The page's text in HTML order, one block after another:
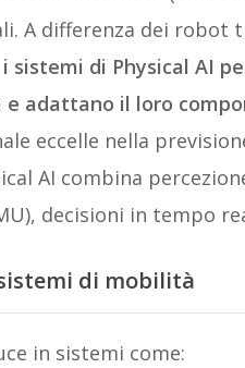
A differenza dei robot
i sistemi di Physical AI
e adattano il loro
eccelle nella
AI combina
decisioni in tempo
di mobilità
in sistemi come: